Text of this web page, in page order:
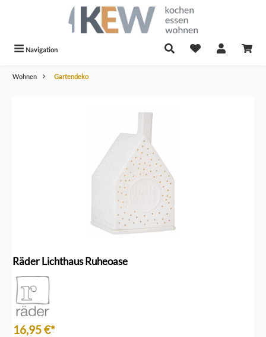
Navigation
Wohnen Gartendeko
Räder Lichthaus Ruheoase
16,95 €*